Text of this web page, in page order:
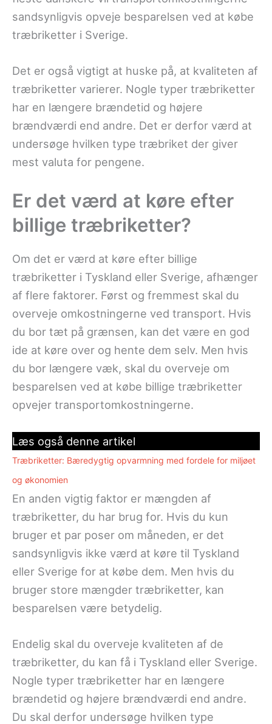
sandsynligvis opveje besparelsen ved at købe
træbriketter i Sverige.
Det er også vigtigt at huske på, at kvaliteten af
træbriketter varierer. Nogle typer træbriketter
har en længere brændetid og højere
brændværdi end andre. Det er derfor værd at
undersøge hvilken type træbriket der giver
mest valuta for pengene.
Er det værd at køre efter
billige træbriketter?
Om det er værd at køre efter billige
træbriketter i Tyskland eller Sverige, afhænger
af flere faktorer. Først og fremmest skal du
overveje omkostningerne ved transport. Hvis
du bor tæt på grænsen, kan det være en god
ide at køre over og hente dem selv. Men hvis
du bor længere væk, skal du overveje om
besparelsen ved at købe billige træbriketter
opvejer transportomkostningerne.
Læs også denne artikel
Træbriketter: Bæredygtig opvarmning med fordele for miljøet
og økonomien
En anden vigtig faktor er mængden af
træbriketter, du har brug for. Hvis du kun
bruger et par poser om måneden, er det
sandsynligvis ikke værd at køre til Tyskland
eller Sverige for at købe dem. Men hvis du
bruger store mængder træbriketter, kan
besparelsen være betydelig.
Endelig skal du overveje kvaliteten af de
træbriketter, du kan få i Tyskland eller Sverige.
Nogle typer træbriketter har en længere
brændetid og højere brændværdi end andre.
Du skal derfor undersøge hvilken type